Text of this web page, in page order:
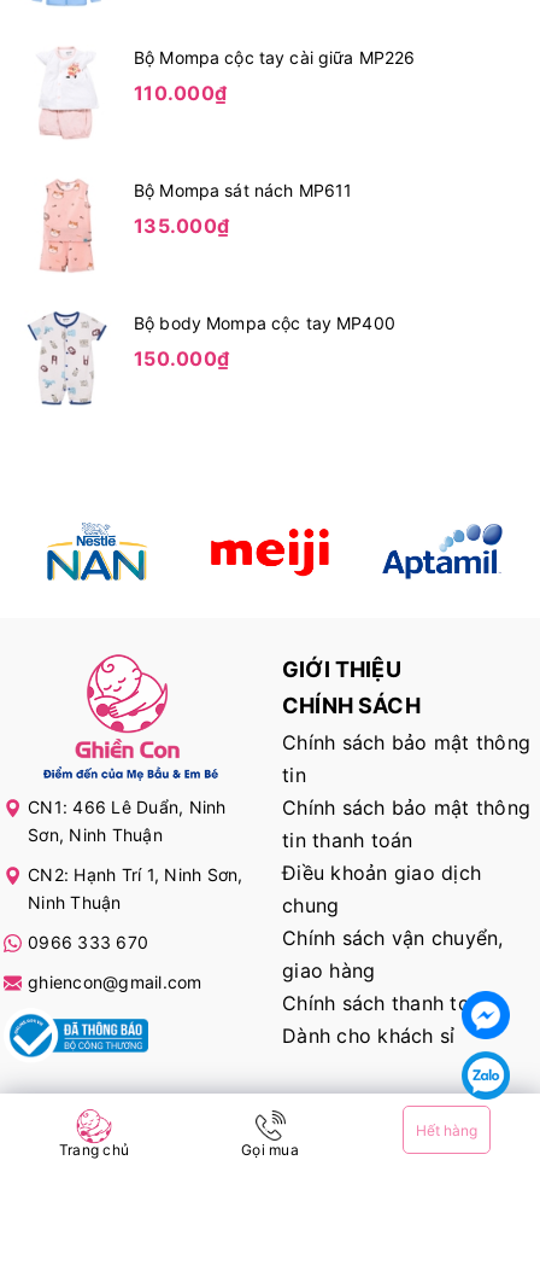
Trang chủ Gọi mua
Hết hàng
Bộ Mompa cộc tay cài giữa MP226
110.000₫
Bộ Mompa sát nách MP611
135.000₫
Bộ body Mompa cộc tay MP400
150.000₫
CN1: 466 Lê Duẩn, Ninh
Sơn, Ninh Thuận
CN2: Hạnh Trí 1, Ninh Sơn,
Ninh Thuận
0966 333 670
ghiencon@gmail.com
GIỚI THIỆU
CHÍNH SÁCH
Chính sách bảo mật thông
tin
Chính sách bảo mật thông
tin thanh toán
Điều khoản giao dịch
chung
Chính sách vận chuyển,
giao hàng
Chính sách thanh toán
Dành cho khách sỉ
KẾT NỐI VỚI CHÚNG TÔI